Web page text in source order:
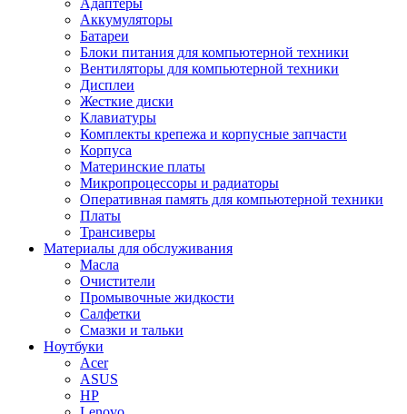
Адаптеры
Аккумуляторы
Батареи
Блоки питания для компьютерной техники
Вентиляторы для компьютерной техники
Дисплеи
Жесткие диски
Клавиатуры
Комплекты крепежа и корпусные запчасти
Корпуса
Материнские платы
Микропроцессоры и радиаторы
Оперативная память для компьютерной техники
Платы
Трансиверы
Материалы для обслуживания
Масла
Очистители
Промывочные жидкости
Салфетки
Смазки и тальки
Ноутбуки
Acer
ASUS
HP